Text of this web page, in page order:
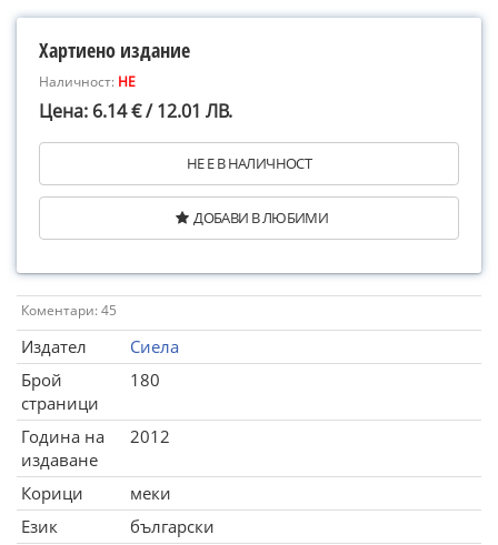
Хартиено издание
Наличност: НЕ
Цена: 6.14 € / 12.01 ЛВ.
НЕ Е В НАЛИЧНОСТ
ДОБАВИ В ЛЮБИМИ
Коментари: 45
Издател
Сиела
Брой
страници
180
Година на
издаване
2012
Корици
меки
Език
български